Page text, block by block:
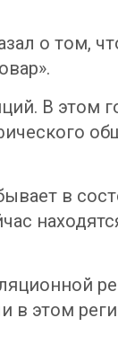
о том,
В этом
в
в этом